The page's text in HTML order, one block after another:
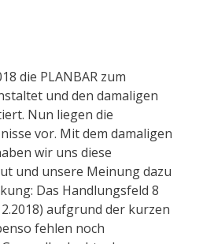
die PLANBAR zum
und den damaligen
Nun liegen die
vor. Mit dem damaligen
wir uns diese
und unsere Meinung dazu
Das Handlungsfeld 8
aufgrund der kurzen
fehlen noch